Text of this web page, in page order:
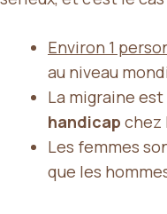
Environ 1
au niveau
La migraine est
handicap chez
Les femmes
que les